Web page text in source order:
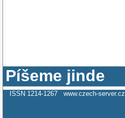
Píšeme jinde
ISSN 1214-1267 www.czech-server.cz